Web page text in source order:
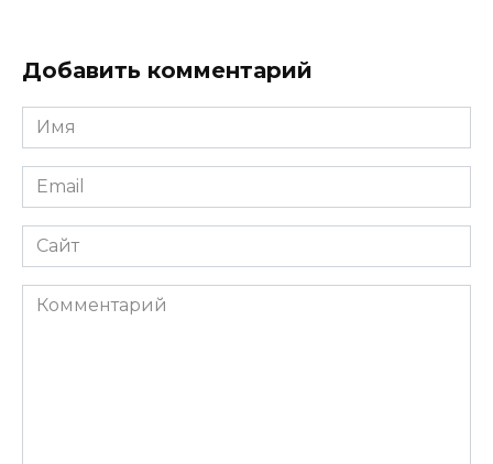
Добавить комментарий
Имя
*
Email
*
Сайт
Комментарий